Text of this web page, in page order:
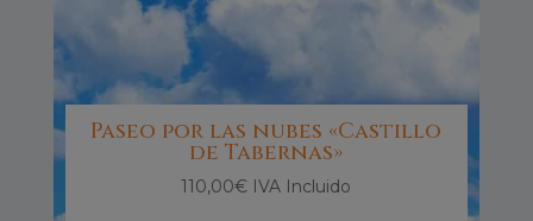
Paseo por las nubes «Castillo
de Tabernas»
110,00€ IVA Incluido